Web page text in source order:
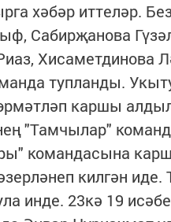
хәбәр иттеләр.
Сабирҗанова
Хисаметдинова
тупланды.
каршы
"Тамчылар"
командасына
килгән иде.
инде. 23кә 19